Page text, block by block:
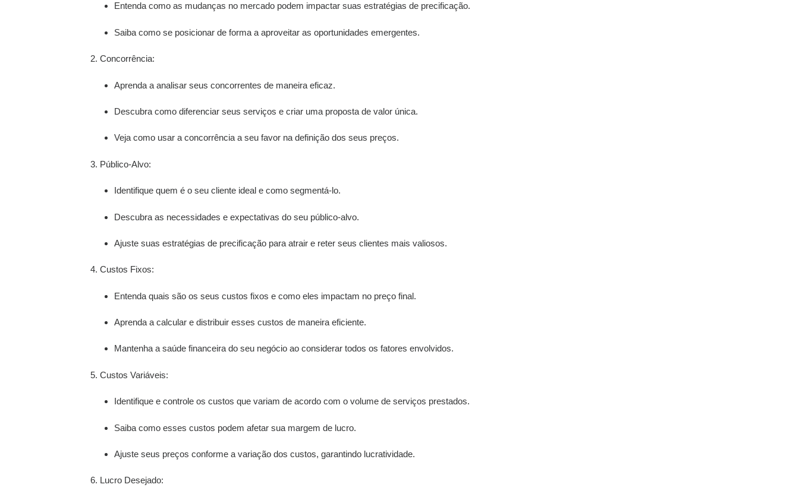
Entenda como as mudanças no mercado podem impactar suas estratégias de precificação.
Saiba como se posicionar de forma a aproveitar as oportunidades emergentes.
2. Concorrência:
Aprenda a analisar seus concorrentes de maneira eficaz.
Descubra como diferenciar seus serviços e criar uma proposta de valor única.
Veja como usar a concorrência a seu favor na definição dos seus preços.
3. Público-Alvo:
Identifique quem é o seu cliente ideal e como segmentá-lo.
Descubra as necessidades e expectativas do seu público-alvo.
Ajuste suas estratégias de precificação para atrair e reter seus clientes mais valiosos.
4. Custos Fixos:
Entenda quais são os seus custos fixos e como eles impactam no preço final.
Aprenda a calcular e distribuir esses custos de maneira eficiente.
Mantenha a saúde financeira do seu negócio ao considerar todos os fatores envolvidos.
5. Custos Variáveis:
Identifique e controle os custos que variam de acordo com o volume de serviços prestados.
Saiba como esses custos podem afetar sua margem de lucro.
Ajuste seus preços conforme a variação dos custos, garantindo lucratividade.
6. Lucro Desejado: